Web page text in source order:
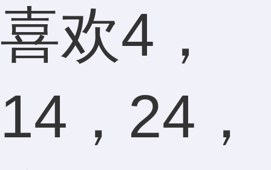
喜欢4，
14，24，